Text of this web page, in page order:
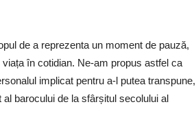
de a reprezenta un moment de pauză,
în cotidian. Ne-am propus astfel ca
implicat pentru a-l putea transpune,
barocului de la sfârșitul secolului al